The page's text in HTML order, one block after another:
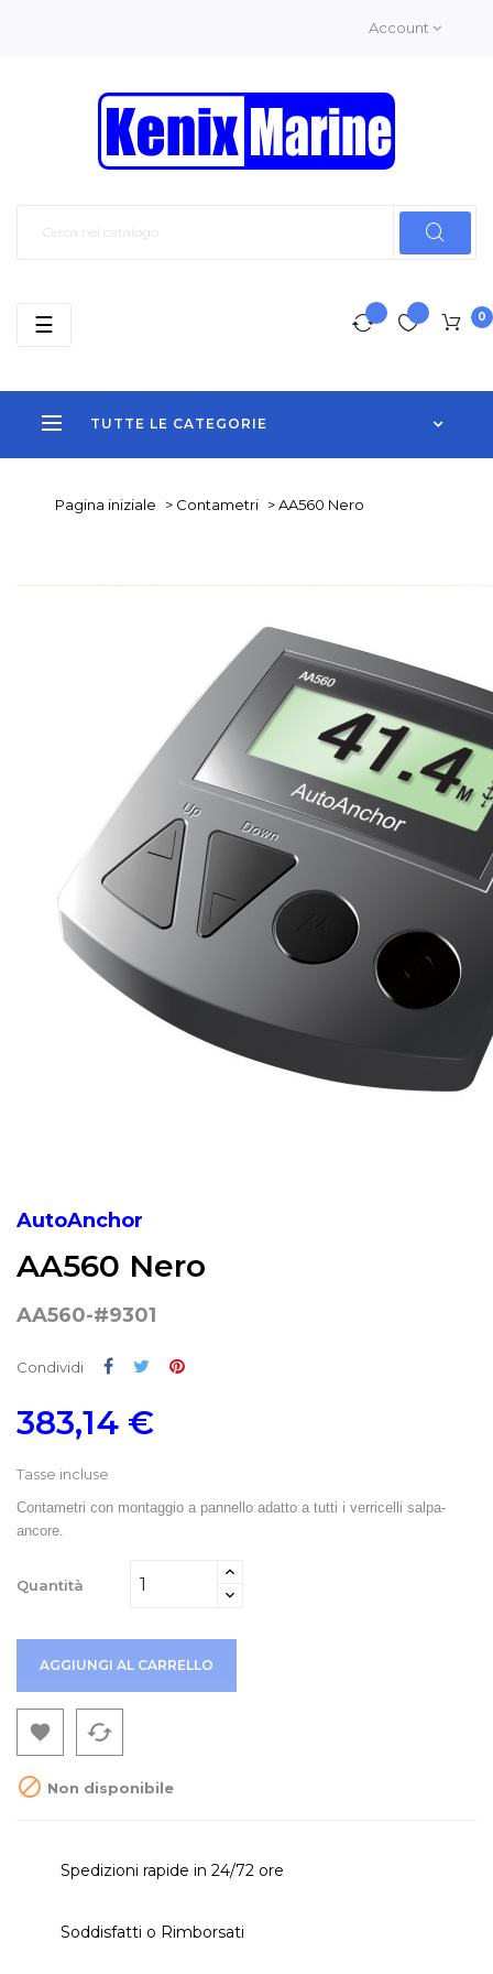
Account
0
TUTTE LE CATEGORIE
navigazione
☰
Pagina iniziale > Contametri >AA560 Nero
AutoAnchor
AA560 Nero
AA560-#9301
Condividi Condividi
Twitta
383,14 €
Tasse incluse
Contametri con montaggio a pannello adatto a tutti i verricelli salpa-
ancore.
Quantità
AGGIUNGI AL CARRELLO
 cached
 Non disponibile
Spedizioni rapide in 24/72 ore
Soddisfatti o Rimborsati